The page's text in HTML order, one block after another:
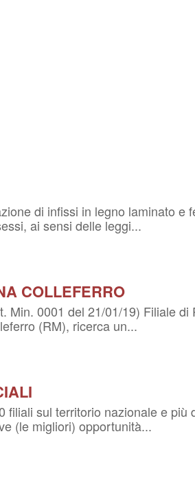
di infissi in legno laminato e
ai sensi delle leggi...
COLLEFERRO
0001 del 21/01/19) Filiale
(RM), ricerca un...
sul territorio nazionale e
(le migliori) opportunità...